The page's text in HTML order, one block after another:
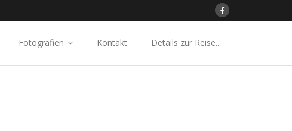
Fotografien Kontakt Details zur Reise..